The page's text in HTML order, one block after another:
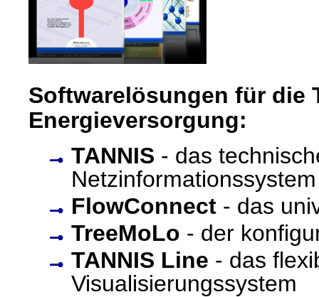
Softwarelösungen für die
Energieversorgung:
TANNIS - das
Netzinformationssystem
FlowConnect - das
TreeMoLo - der
TANNIS Line - das
Visualisierungssystem